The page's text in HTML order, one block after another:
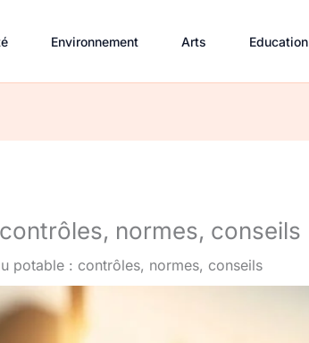
Environnement Arts Education
normes, conseils
potable : contrôles, normes, conseils